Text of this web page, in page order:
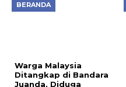
BERANDA
Warga Malaysia
Ditangkap di Bandara
Juanda, Diduga